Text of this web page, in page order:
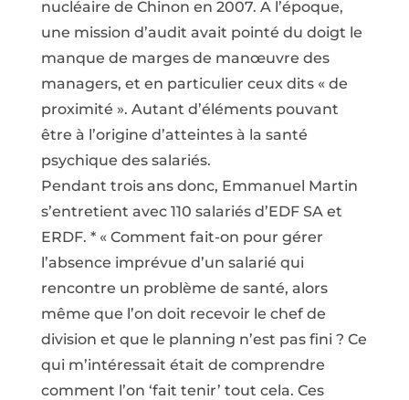
nucléaire de Chinon en 2007. A l’époque,
une mission d’audit avait pointé du doigt le
manque de marges de manœuvre des
managers, et en particulier ceux dits « de
proximité ». Autant d’éléments pouvant
être à l’origine d’atteintes à la santé
psychique des salariés.
Pendant trois ans donc, Emmanuel Martin
s’entretient avec 110 salariés d’EDF SA et
ERDF. * « Comment fait-on pour gérer
l’absence imprévue d’un salarié qui
rencontre un problème de santé, alors
même que l’on doit recevoir le chef de
division et que le planning n’est pas fini ? Ce
qui m’intéressait était de comprendre
comment l’on ‘fait tenir’ tout cela. Ces